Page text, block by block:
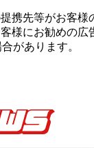
携先等がお客様
様にお勧めの広
があります。